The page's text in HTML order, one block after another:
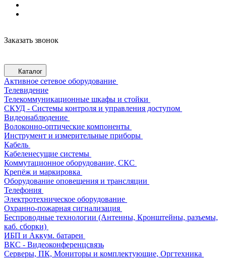
Заказать звонок
Каталог
Активное сетевое оборудование
Телевидение
Телекоммуникационные шкафы и стойки
СКУД - Системы контроля и управления доступом
Видеонаблюдение
Волоконно-оптические компоненты
Инструмент и измерительные приборы
Кабель
Кабеленесущие системы
Коммутационное оборудование, СКС
Крепёж и маркировка
Оборудование оповещения и трансляции
Телефония
Электротехническое оборудование
Охранно-пожарная сигнализация
Беспроводные технологии (Антенны, Кронштейны, разъемы,
каб. сборки)
ИБП и Аккум. батареи
ВКС - Видеоконференцсвязь
Серверы, ПК, Мониторы и комплектующие, Оргтехника